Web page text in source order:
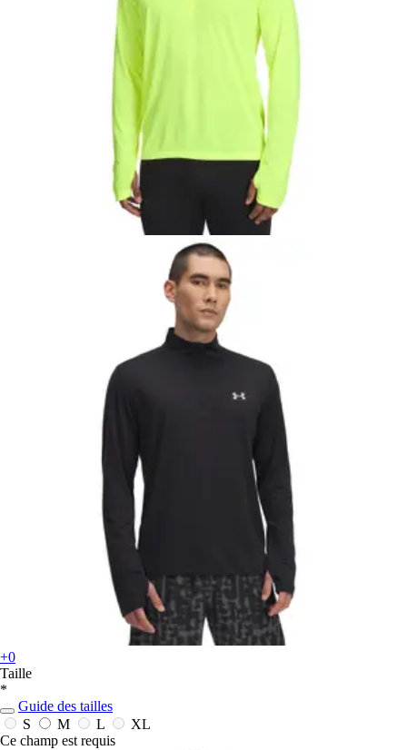
+0
Taille
*
Guide des tailles
S
M L
XL
Ce champ est requis